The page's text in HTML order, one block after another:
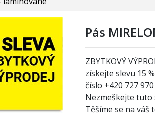
Pás
ZBYTKOVÝ
získejte slevu 15
číslo +420 727
Nezmeškejte tuto
Těšíme se na váš